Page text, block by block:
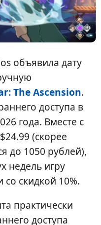
объявила дату
The Ascension.
доступа в
года. Вместе с
(скорее
до 1050 рублей),
недель игру
скидкой 10%.
практически
доступа